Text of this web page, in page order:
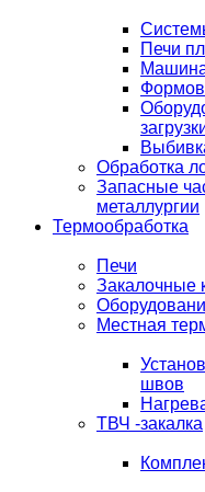
Печи
Обработка
Запасные
металлургии
Термообработка
Печи
Закалочные
Местная
швов
ТВЧ -закалка